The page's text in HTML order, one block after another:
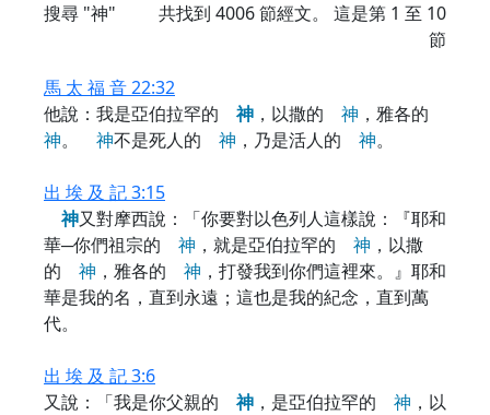
搜尋 "神" 共找到 4006節經文。 這是第 1 至 10
節
馬 太 福 音 22:32
他說：我是亞伯拉罕的神 ，以撒的 神 ，雅各的
神。 神不是死人的 神 ，乃是活人的 神。
出 埃 及 記 3:15
神又對摩西說：「你要對以色列人這樣說：『耶和
華─你們祖宗的 神 ，就是亞伯拉罕的 神 ，以撒
的 神 ，雅各的 神 ，打發我到你們這裡來。』耶和
華是我的名，直到永遠；這也是我的紀念，直到萬
代。
出 埃 及 記 3:6
又說：「我是你父親的神 ，是亞伯拉罕的 神 ，以